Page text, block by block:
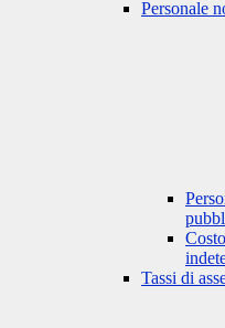
Personale
Tassi di